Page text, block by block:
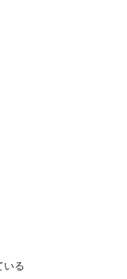
いる